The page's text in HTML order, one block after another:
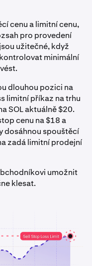
cenu a limitní cenu,
pro provedení
užitečné, když
minimální
dlouhou pozici na
limitní příkaz na trhu
SOL aktuálně $20.
cenu na $18 a
dosáhnou spouštěcí
zadá limitní prodejní
umožnit
klesat.